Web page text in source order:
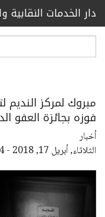
تجاوز إلى المحتوى الرئيسي
دار الخدمات النقابية
الرئيسية
مقالات
تقارير
فعاليات
اتصل بنا
مبروك لمركز النديم
فوزه بجائزة العفو
أخبار
الثلاثاء, أبريل 17, 2018 - 01:24